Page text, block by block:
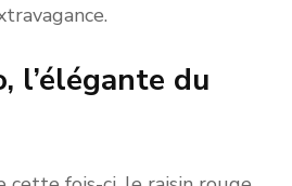
l’élégante du